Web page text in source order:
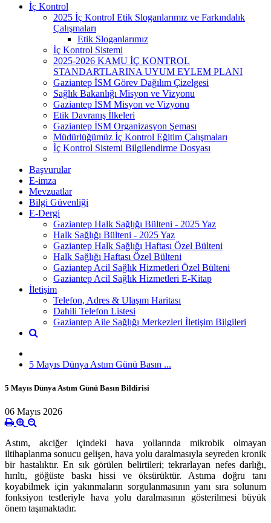
İç Kontrol
2025 İç Kontrol Etik Sloganlarımız ve Farkındalık
Çalışmaları
Etik Sloganlarımız
İç Kontrol Sistemi
2025-2026 KAMU İÇ KONTROL
STANDARTLARINA UYUM EYLEM PLANI
Gaziantep İSM Görev Dağılım Çizelgesi
Sağlık Bakanlığı Misyon ve Vizyonu
Gaziantep İSM Misyon ve Vizyonu
Etik Davranış İlkeleri
Gaziantep İSM Organizasyon Şeması
Müdürlüğümüz İç Kontrol Eğitim Çalışmaları
İç Kontrol Sistemi Bilgilendirme Dosyası
Başvurular
E-imza
Mevzuatlar
Bilgi Güvenliği
E-Dergi
Gaziantep Halk Sağlığı Bülteni - 2025 Yaz
Halk Sağlığı Bülteni - 2025 Yaz
Gaziantep Halk Sağlığı Haftası Özel Bülteni
Halk Sağlığı Haftası Özel Bülteni
Gaziantep Acil Sağlık Hizmetleri Özel Bülteni
Gaziantep Acil Sağlık Hizmetleri E-Kitap
İletişim
Telefon, Adres & Ulaşım Haritası
Dahili Telefon Listesi
Gaziantep Aile Sağlığı Merkezleri İletişim Bilgileri
5 Mayıs Dünya Astım Günü Basın ...
5 Mayıs Dünya Astım Günü Basın Bildirisi
06 Mayıs 2026
Astım, akciğer içindeki hava yollarında mikrobik olmayan
iltihaplanma sonucu gelişen, hava yolu daralmasıyla seyreden kronik
bir hastalıktır. En sık görülen belirtileri; tekrarlayan nefes darlığı,
hırıltı, göğüste baskı hissi ve öksürüktür. Astıma doğru tanı
koyabilmek için yakınmaların sorgulanmasının yanı sıra solunum
fonksiyon testleriyle hava yolu daralmasının gösterilmesi büyük
önem taşımaktadır.